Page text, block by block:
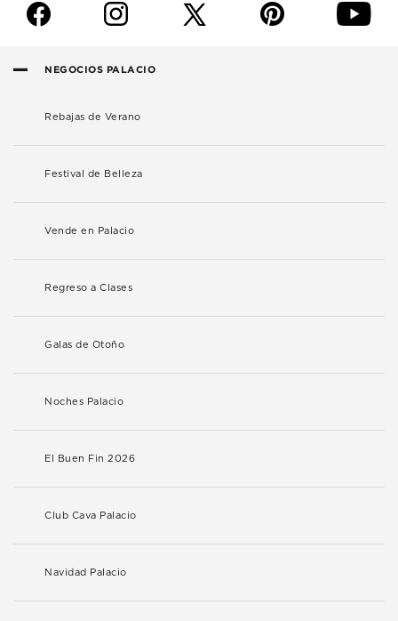
f i p y
NEGOCIOS PALACIO
Rebajas de Verano
Festival de Belleza
Vende en Palacio
Regreso a Clases
Galas de Otoño
Noches Palacio
El Buen Fin 2026
Club Cava Palacio
Navidad Palacio